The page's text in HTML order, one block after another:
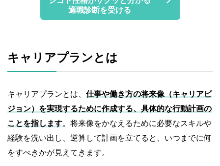
適職診断を受ける
キャリアプランとは
キャリアプランとは、 仕事や働き方の将来像（キャリアビ
ジョン）を実現するために作成する、具体的な行動計画の
ことを指します。将来像をかなえるために必要なスキルや
経験を洗い出し、逆算して計画を立てると、いつまでに何
をすべきかが見えてきます。